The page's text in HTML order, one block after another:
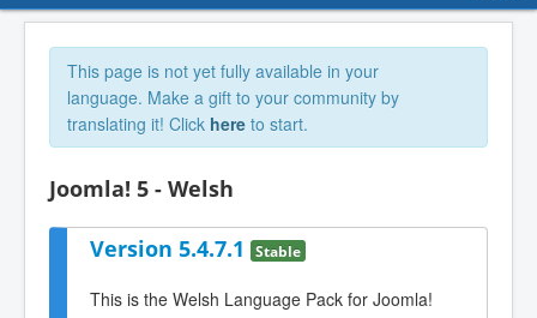
This page is not yet fully available in your
language. Make a gift to your community by
translating it! Click here to start.
Joomla! 5 - Welsh
Version 5.4.7.1 Stable
This is the Welsh Language Pack for Joomla!